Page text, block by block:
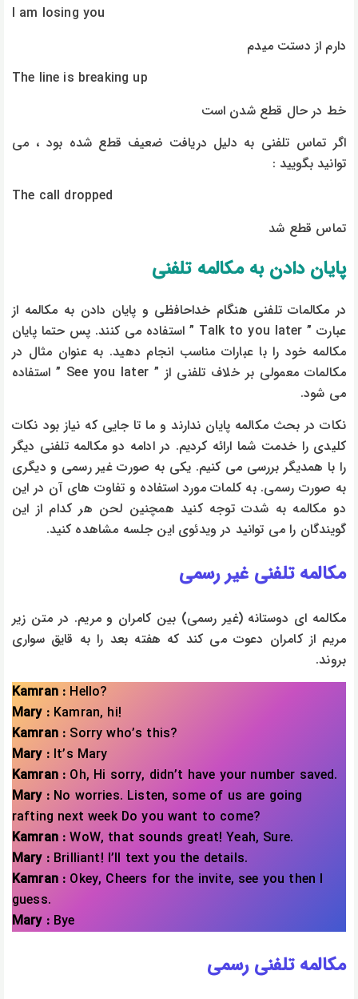
I am losing you
دارم از دستت میدم
The line is breaking up
خط در حال قطع شدن است
اگر تماس تلفنی به دلیل دریافت ضعیف قطع شده بود ، می
توانید بگویید :
The call dropped
تماس قطع شد
پایان دادن به مکالمه تلفنی
در مکالمات تلفنی هنگام خداحافظی و پایان دادن به مکالمه از
عبارت ” Talk to you later ” استفاده می کنند. پس حتما پایان
مکالمه خود را با عبارات مناسب انجام دهید. به عنوان مثال در
مکالمات معمولی بر خلاف تلفنی از ” See you later ” استفاده
می شود.
نکات در بحث مکالمه پایان ندارند و ما تا جایی که نیاز بود نکات
کلیدی را خدمت شما ارائه کردیم. در ادامه دو مکالمه تلفنی دیگر
را با همدیگر بررسی می کنیم. یکی به صورت غیر رسمی و دیگری
به صورت رسمی. به کلمات مورد استفاده و تفاوت های آن در این
دو مکالمه به شدت توجه کنید همچنین لحن هر کدام از این
گویندگان را می توانید در ویدئوی این جلسه مشاهده کنید.
مکالمه تلفنی غیر رسمی
مکالمه ای دوستانه (غیر رسمی) بین کامران و مریم. در متن زیر
مریم از کامران دعوت می کند که هفته بعد را به قایق سواری
بروند.
Kamran : Hello?
Mary :Kamran, hi!
Kamran : Sorry who’s this?
Mary :It’s Mary
Kamran : Oh, Hi sorry, didn’t have your number saved.
Mary :No worries. Listen, some of us are going
rafting next week Do you want to come?
Kamran : WoW, that sounds great! Yeah, Sure.
Mary :Brilliant! I’ll text you the details.
Kamran : Okey, Cheers for the invite, see you then I
guess.
Mary :Bye
مکالمه تلفنی رسمی